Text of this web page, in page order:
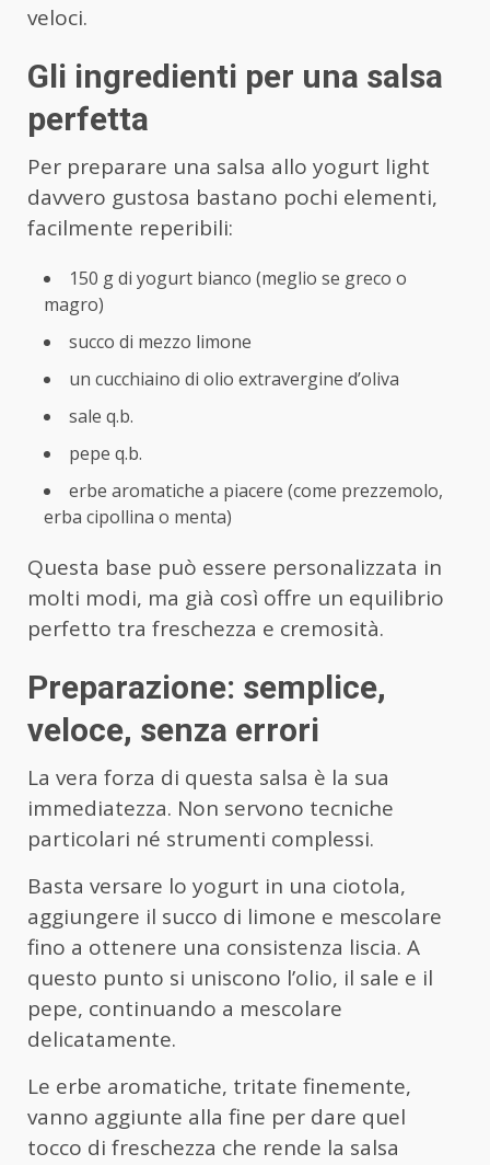
veloci.
Gli ingredienti per una salsa
perfetta
Per preparare una salsa allo yogurt light
davvero gustosa bastano pochi elementi,
facilmente reperibili:
150 g di yogurt bianco (meglio se greco o
magro)
succo di mezzo limone
un cucchiaino di olio extravergine d’oliva
sale q.b.
pepe q.b.
erbe aromatiche a piacere (come prezzemolo,
erba cipollina o menta)
Questa base può essere personalizzata in
molti modi, ma già così offre un equilibrio
perfetto tra freschezza e cremosità.
Preparazione: semplice,
veloce, senza errori
La vera forza di questa salsa è la sua
immediatezza. Non servono tecniche
particolari né strumenti complessi.
Basta versare lo yogurt in una ciotola,
aggiungere il succo di limone e mescolare
fino a ottenere una consistenza liscia. A
questo punto si uniscono l’olio, il sale e il
pepe, continuando a mescolare
delicatamente.
Le erbe aromatiche, tritate finemente,
vanno aggiunte alla fine per dare quel
tocco di freschezza che rende la salsa